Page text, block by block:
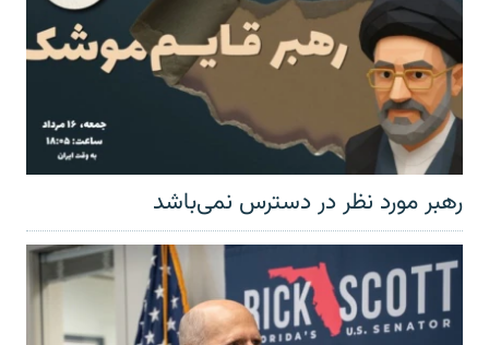
رهبر مورد نظر در دسترس نمی‌باشد